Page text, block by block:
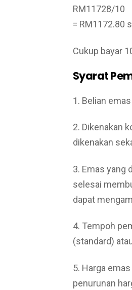
RM11728/10
= RM1172.80
Cukup bayar
Syarat
1. Belian
2. Dikenakan
dikenakan
3. Emas yang
selesai
dapat
4. Tempoh
(standard)
5. Harga
penurunan